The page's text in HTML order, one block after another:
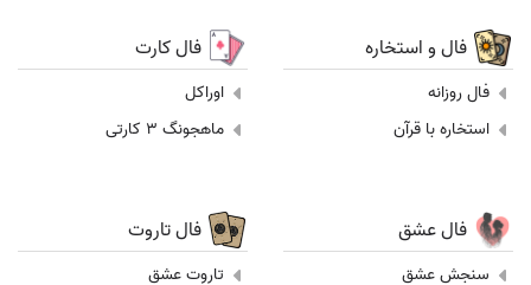
فال و استخاره
فال روزانه
استخاره با قرآن
فال کارت
اوراکل
ماهجونگ 3 کارتی
فال عشق
سنجش عشق
فال تاروت
تاروت عشق